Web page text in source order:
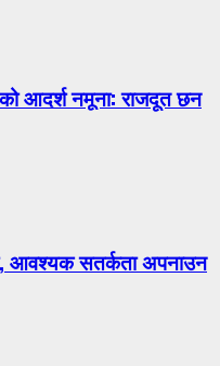
आदर्श नमूना: राजदूत छन
आवश्यक सतर्कता अपनाउन